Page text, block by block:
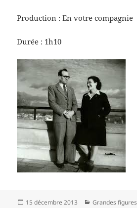
Production : En votre compagnie
Durée : 1h10
Publié
15 décembre 2013 Catégories
Grandes figures